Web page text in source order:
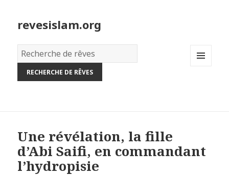
revesislam.org
Dictionnaire
des
rêves:
Une révélation, la fille
d’Abi Saifi, en commandant
l’hydropisie